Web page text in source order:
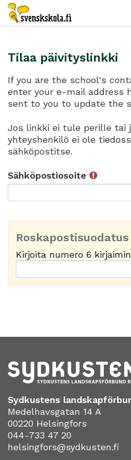
Tilaa päivityslinkki
If you are the school's
enter your e-mail address
sent to you to update the
Jos linkki ei tule perille tai
yhteyshenkilö ei ole
sähköpostitse.
Sähköpostiosoite
Roskapostisuodatus
Kirjoita numero 6
Sydkustens
Medelhavsgatan 14 A
00220 Helsingfors
044-733 47 20
helsingfors@sydkusten.fi